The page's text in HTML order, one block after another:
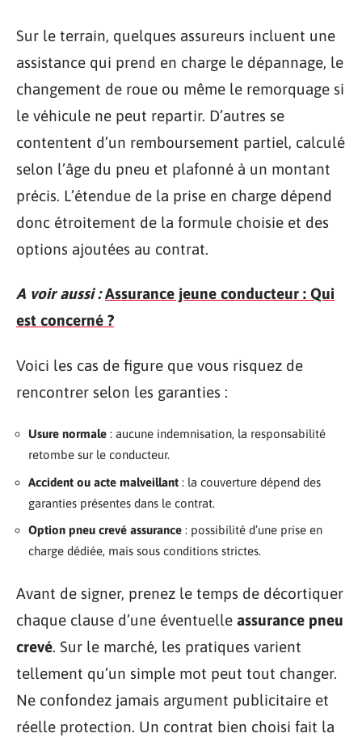
Sur le terrain, quelques assureurs incluent une
assistance qui prend en charge le dépannage, le
changement de roue ou même le remorquage si
le véhicule ne peut repartir. D’autres se
contentent d’un remboursement partiel, calculé
selon l’âge du pneu et plafonné à un montant
précis. L’étendue de la prise en charge dépend
donc étroitement de la formule choisie et des
options ajoutées au contrat.
A voir aussi : Assurance jeune conducteur : Qui
est concerné ?
Voici les cas de figure que vous risquez de
rencontrer selon les garanties :
Usure normale : aucune indemnisation, la responsabilité
retombe sur le conducteur.
Accident ou acte malveillant : la couverture dépend des
garanties présentes dans le contrat.
Option pneu crevé assurance : possibilité d’une prise en
charge dédiée, mais sous conditions strictes.
Avant de signer, prenez le temps de décortiquer
chaque clause d’une éventuelle assurance pneu
crevé. Sur le marché, les pratiques varient
tellement qu’un simple mot peut tout changer.
Ne confondez jamais argument publicitaire et
réelle protection. Un contrat bien choisi fait la